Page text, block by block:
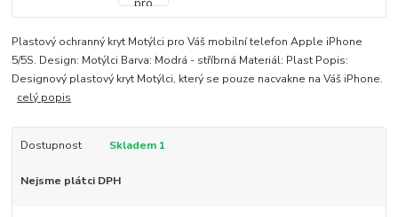
Plastový ochranný kryt Motýlci pro Váš mobilní telefon Apple iPhone
5/5S. Design: Motýlci Barva: Modrá - stříbrná Materiál: Plast Popis:
Designový plastový kryt Motýlci, který se pouze nacvakne na Váš iPhone.
celý popis
Dostupnost Skladem 1
Nejsme plátci DPH